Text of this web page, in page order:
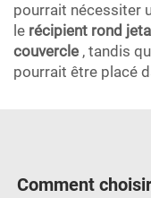
pourrait nécessiter
le récipient rond
couvercle , tandis
pourrait être placé
Comment